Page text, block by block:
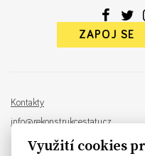
ZAPOJ SE
Kontakty
info@rekonstrukcestatu.cz
Návrh a vývoj: Sinfin , ilustrace:
Využití cookies